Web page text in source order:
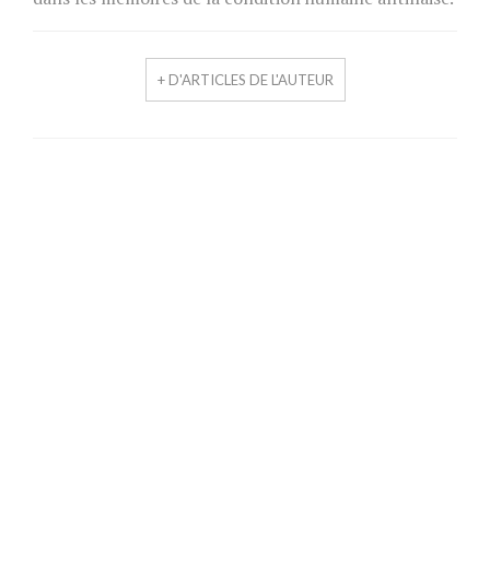
+ D'ARTICLES DE L'AUTEUR